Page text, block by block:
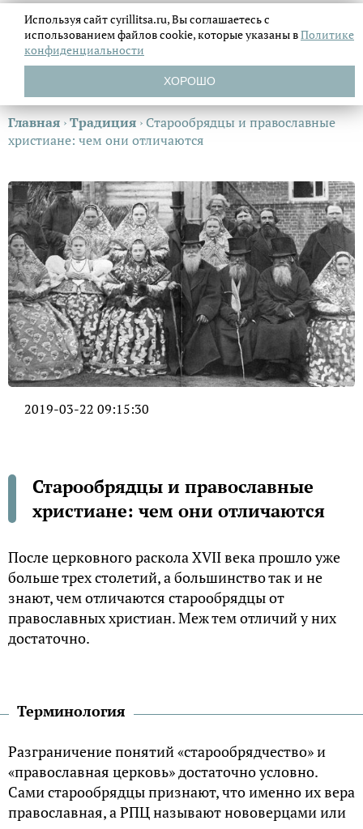
Главная ›Традиция ›Старообрядцы и православные
христиане: чем они отличаются
2019-03-22 09:15:30
Старообрядцы и православные
христиане: чем они отличаются
После церковного раскола XVII века прошло уже
больше трех столетий, а большинство так и не
знают, чем отличаются старообрядцы от
православных христиан. Меж тем отличий у них
достаточно.
Терминология
Разграничение понятий «старообрядчество» и
«православная церковь» достаточно условно.
Сами старообрядцы признают, что именно их вера
православная, а РПЦ называют нововерцами или
Используя сайт cyrillitsa.ru, Вы соглашаетесь с
использованием файловcookie, которые указаны вПолитике
конфиденциальности
ХОРОШО